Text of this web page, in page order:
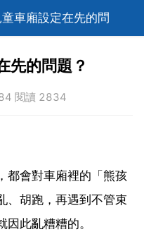
車廂設定在先的問
先的問題？
閱讀 2834
都會對車廂裡的「熊孩
、胡跑，再遇到不管束
此亂糟糟的。